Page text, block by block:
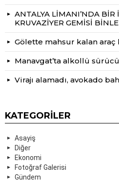
ANTALYA LİMANI’NDA BİR
KRUVAZİYER GEMİSİ
Gölette mahsur kalan araç
Manavgat’ta alkollü sürücü
Virajı alamadı, avokado
KATEGORILER
Asayiş
Diğer
Ekonomi
Fotoğraf Galerisi
Gündem